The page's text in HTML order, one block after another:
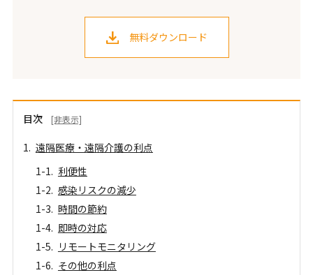
無料ダウンロード
目次 [非表示]
遠隔医療・遠隔介護の利点
利便性
感染リスクの減少
時間の節約
即時の対応
リモートモニタリング
その他の利点